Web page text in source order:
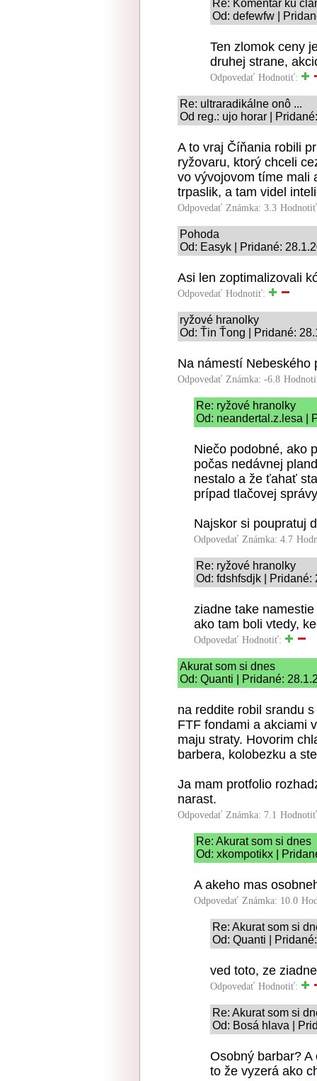
Re: Komentár ku
Od: defewfw |
Ten zlomok ceny
druhej strane,
Odpovedať Hodnotiť:
Re: ultraradikálne onô ...
Od reg.: ujo horar |
A to vraj Číňania robili
ryžovaru, ktorý chceli
vo vývojovom tíme mali
trpaslik, a tam videl
Odpovedať Známka: 3.3
Pohoda
Od: Easyk | Pridané:
Asi len zoptimalizovali
Odpovedať Hodnotiť:
ryžové hranolky
Od: Ťin Ťong | Pridané:
Na námestí Nebeského
Odpovedať Známka: -6.8
Re: ryžové hranolky
Od: neandertal.z.lesa |
Niečo podobné, ako
počas nedávnej
nestalo a že ťahať
prípad tlačovej
Najskor si poupratuj
Odpovedať Známka: 4.7
Re: ryžové hranolky
Od: fdshfsdjk | Pridané:
ziadne take
ako tam boli vtedy,
Odpovedať Hodnotiť:
Akurat som si dnes
Od: Quanti | Pridané:
na reddite robil srandu
FTF fondami a akciami
maju straty. Hovorim
barbera, kolobezku a
Ja mam protfolio
narast.
Odpovedať Známka: 7.1
Re: Akurat som si dnes
Od: xkompotikx |
A akeho mas
Odpovedať Známka: 10.0
Re: Akurat som si
Od: Quanti |
ved toto, ze
Odpovedať Hodnotiť:
Re: Akurat som si
Od: Bosá hlava |
Osobný barbar?
to že vyzerá ako